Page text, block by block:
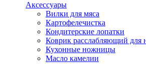
Аксессуары
Вилки для мяса
Картофелечистка
Кондитерские лопатки
Коврик расслабляющий для
Кухонные ножницы
Масло камелии